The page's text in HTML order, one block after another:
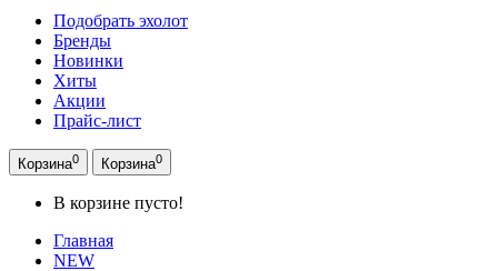
Подобрать эхолот
Бренды
Новинки
Хиты
Акции
Прайс-лист
Корзина0 Корзина0
В корзине пусто!
Главная
NEW